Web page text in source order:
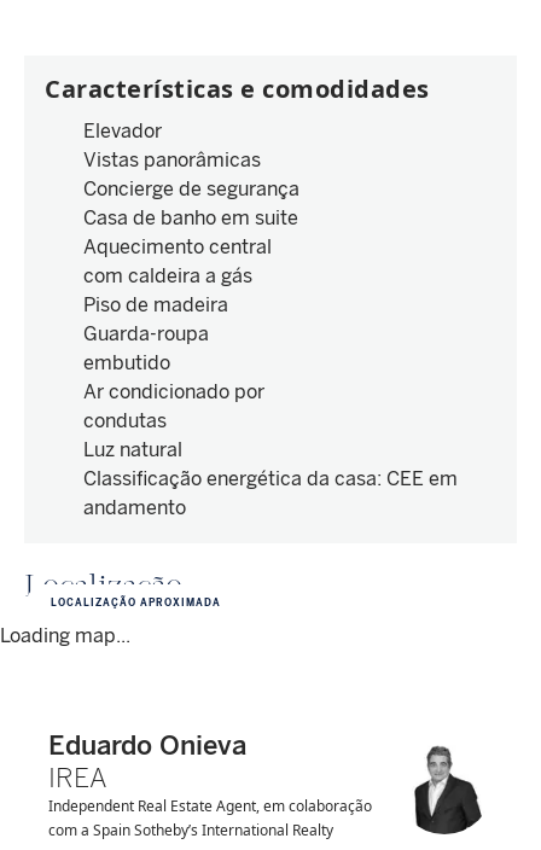
Características e comodidades
Elevador
Vistas panorâmicas
Concierge de segurança
Casa de banho em suite
Aquecimento central
com caldeira a gás
Piso de madeira
Guarda-roupa
embutido
Ar condicionado por
condutas
Luz natural
Classificação energética da casa: CEE em
andamento
Localização
Loading map...
LOCALIZAÇÃO APROXIMADA
Eduardo Onieva
IREA
Independent Real Estate Agent, em colaboração
com a Spain Sotheby’s International Realty